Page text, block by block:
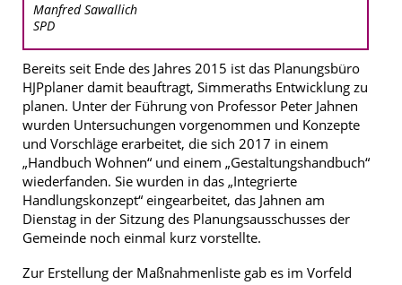
Manfred Sawallich
SPD
Bereits seit Ende des Jahres 2015 ist das Planungsbüro
HJPplaner damit beauftragt, Simmeraths Entwicklung zu
planen. Unter der Führung von Professor Peter Jahnen
wurden Untersuchungen vorgenommen und Konzepte
und Vorschläge erarbeitet, die sich 2017 in einem
„Handbuch Wohnen“ und einem „Gestaltungshandbuch“
wiederfanden. Sie wurden in das „Integrierte
Handlungskonzept“ eingearbeitet, das Jahnen am
Dienstag in der Sitzung des Planungsausschusses der
Gemeinde noch einmal kurz vorstellte.
Zur Erstellung der Maßnahmenliste gab es im Vorfeld